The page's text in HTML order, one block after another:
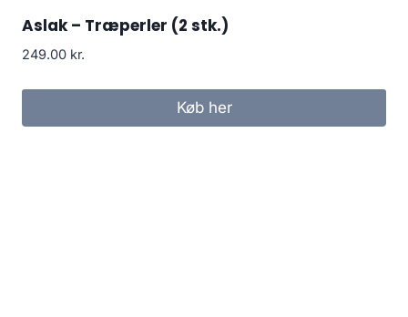
Aslak – Træperler (2 stk.)
249.00 kr.
Køb her